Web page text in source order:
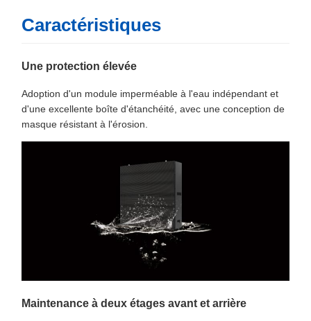
Caractéristiques
Une protection élevée
Adoption d'un module imperméable à l'eau indépendant et
d'une excellente boîte d'étanchéité, avec une conception de
masque résistant à l'érosion.
Maintenance à deux étages avant et arrière